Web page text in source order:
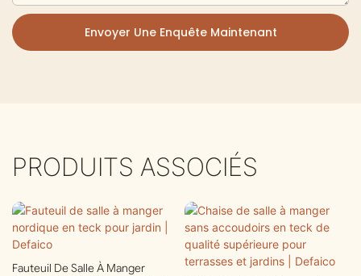
Envoyer Une Enquête Maintenant
PRODUITS ASSOCIÉS
Fauteuil De Salle À Manger